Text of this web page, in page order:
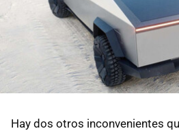
Hay dos otros inconvenientes